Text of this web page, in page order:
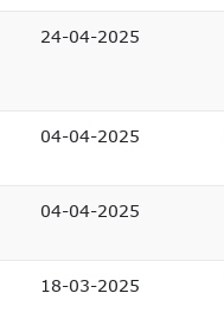
24-04-2025
04-04-2025
04-04-2025
18-03-2025